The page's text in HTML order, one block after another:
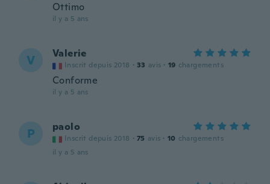
Ottimo
il y a 5 ans
V Valerie
Inscrit depuis 2018 · 33 avis · 19 chargements
Conforme
il y a 5 ans
P paolo
Inscrit depuis 2018 · 75 avis · 10 chargements
il y a 5 ans